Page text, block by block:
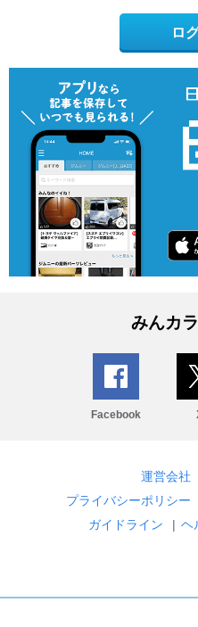
ロ
みんカ
Facebook
運営会社
プライバシーポリシー
ガイドライン
| ヘ